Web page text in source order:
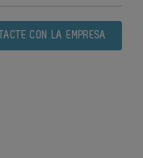
CON LA EMPRESA